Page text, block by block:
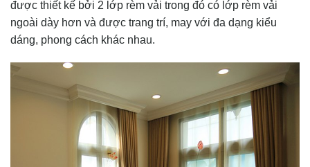
được thiết kế bởi 2 lớp rèm vải trong đó có lớp rèm vải
ngoài dày hơn và được trang trí, may với đa dạng kiểu
dáng, phong cách khác nhau.